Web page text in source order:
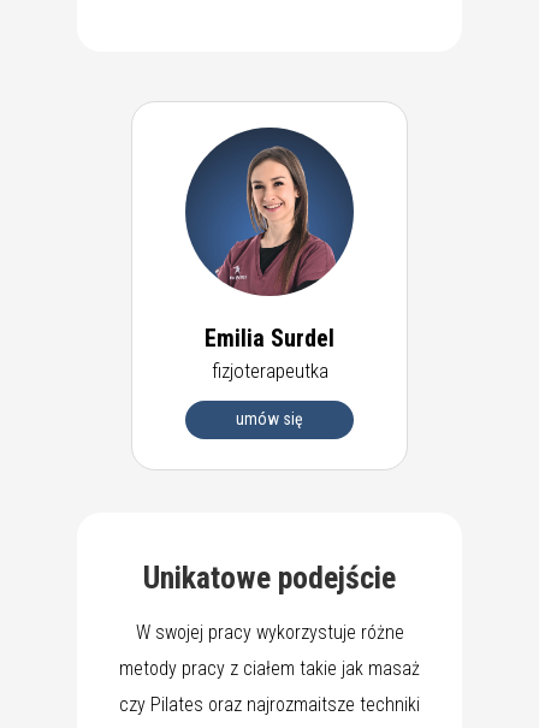
W swojej pracy wykorzystuje różne
metody pracy z ciałem takie jak masaż
czy Pilates oraz najrozmaitsze techniki
Unikatowe podejście
fizjoterapeutka
Emilia Surdel
umów się